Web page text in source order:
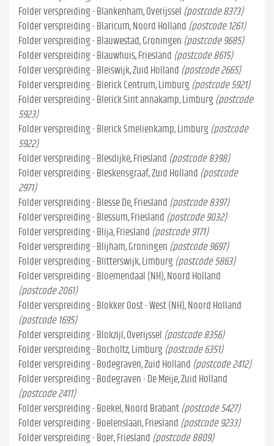
Folder verspreiding - Blankenham, Overijssel (postcode 8373)
Folder verspreiding - Blaricum, Noord Holland (postcode 1261)
Folder verspreiding - Blauwestad, Groningen (postcode 9685)
Folder verspreiding - Blauwhuis, Friesland (postcode 8615)
Folder verspreiding - Bleiswijk, Zuid Holland (postcode 2665)
Folder verspreiding - Blerick Centrum, Limburg (postcode 5921)
Folder verspreiding - Blerick Sint annakamp, Limburg (postcode
5923)
Folder verspreiding - Blerick Smelienkamp, Limburg (postcode
5922)
Folder verspreiding - Blesdijke, Friesland (postcode 8398)
Folder verspreiding - Bleskensgraaf, Zuid Holland (postcode
2971)
Folder verspreiding - Blesse De, Friesland (postcode 8397)
Folder verspreiding - Blessum, Friesland (postcode 9032)
Folder verspreiding - Blija, Friesland (postcode 9171)
Folder verspreiding - Blijham, Groningen (postcode 9697)
Folder verspreiding - Blitterswijk, Limburg (postcode 5863)
Folder verspreiding - Bloemendaal (NH), Noord Holland
(postcode 2061)
Folder verspreiding - Blokker Oost - West (NH), Noord Holland
(postcode 1695)
Folder verspreiding - Blokzijl, Overijssel (postcode 8356)
Folder verspreiding - Bocholtz, Limburg (postcode 6351)
Folder verspreiding - Bodegraven, Zuid Holland (postcode 2412)
Folder verspreiding - Bodegraven - De Meije, Zuid Holland
(postcode 2411)
Folder verspreiding - Boekel, Noord Brabant (postcode 5427)
Folder verspreiding - Boelenslaan, Friesland (postcode 9233)
Folder verspreiding - Boer, Friesland (postcode 8809)